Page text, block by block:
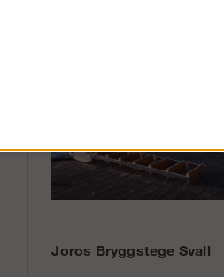
Joros Bryggstege Svall